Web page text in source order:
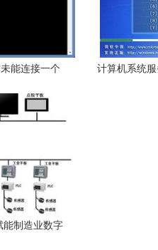
能连接一个
计算机系统
能制造业数字